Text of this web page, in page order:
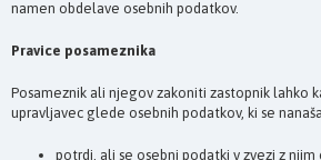
namen obdelave osebnih podatkov.
Pravice posameznika
Posameznik ali njegov zakoniti zastopnik lahko
upravljavec glede osebnih podatkov, ki se
potrdi, ali se osebni podatki v zvezi z